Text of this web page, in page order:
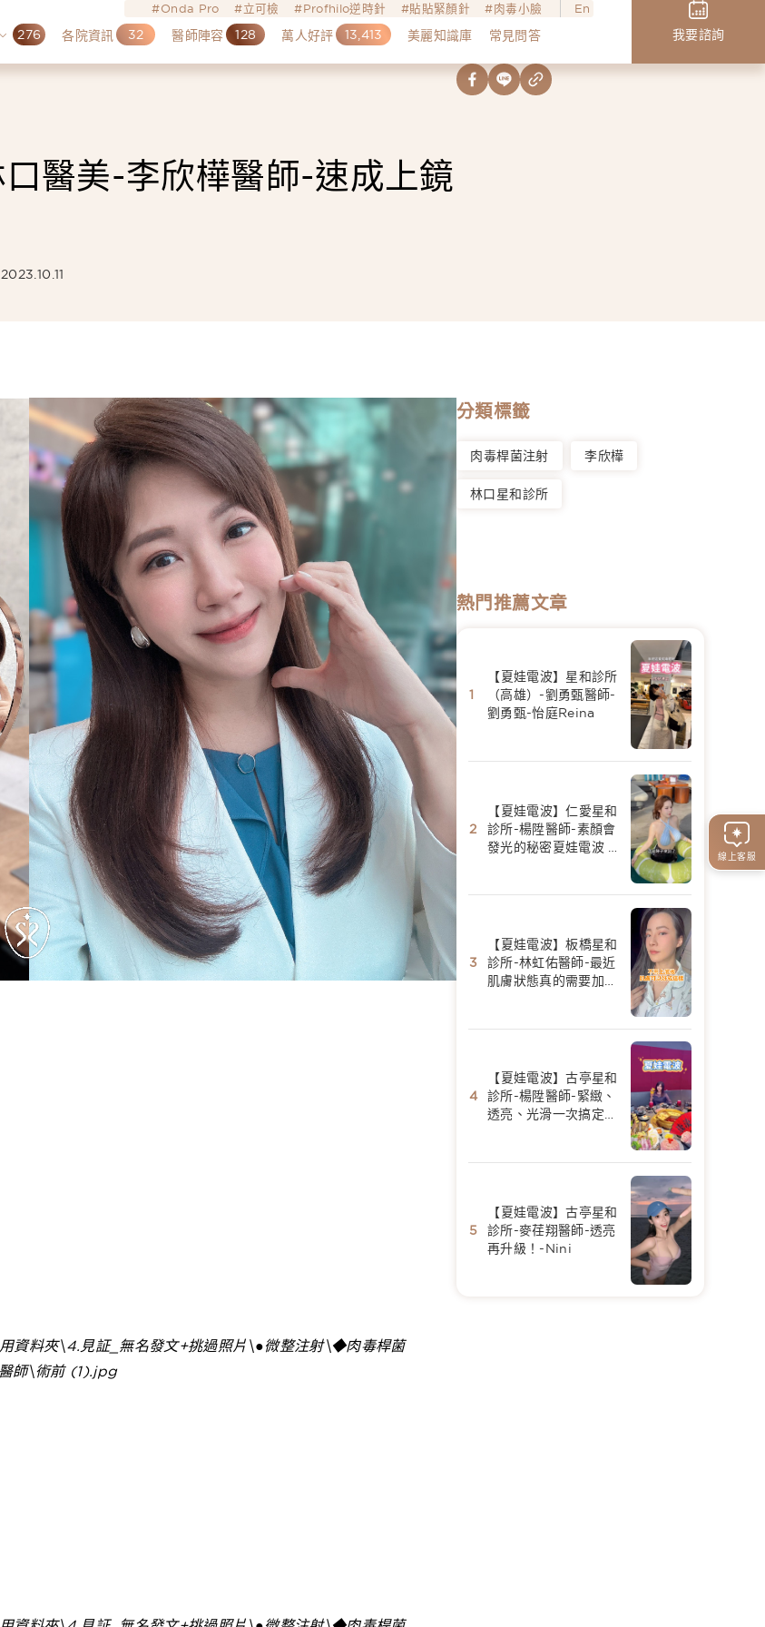
線上客服
Onda Pro 立可檢 Profhilo逆時針 貼貼緊顏針 肉毒小臉 En
276 各院資訊 32 醫師陣容 128 萬人好評 13,413 美麗知識庫 常見問答 我要諮詢
醫美-李欣樺醫師-速成上鏡
分類標籤
肉毒桿菌注射 李欣樺
林口星和診所
熱門推薦文章
【夏娃電波】星和診所
（高雄）-劉勇甄醫師-
劉勇甄-怡庭Reina
【夏娃電波】仁愛星和
診所-楊陞醫師-素顏會
發光的秘密夏娃電波 -
【夏娃電波】板橋星和
診所-林虹佑醫師-最近
肌膚狀態真的需要加強
【夏娃電波】古亭星和
診所-楊陞醫師-緊緻、
透亮、光滑一次搞定｜
【夏娃電波】古亭星和
診所-麥荏翔醫師-透亮
再升級！-Nini